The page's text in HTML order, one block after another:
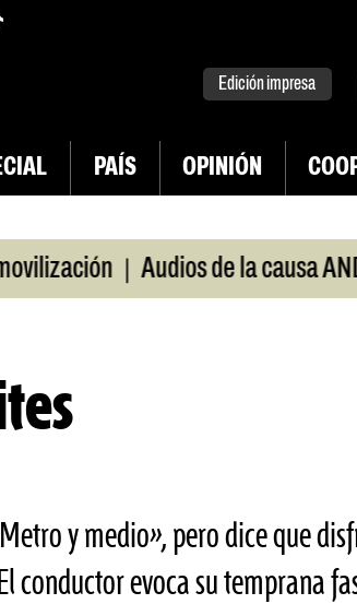
Edición impresa
PAÍS OPINIÓN
| Audios de la causa ANDIS, a
y medio», pero dice que
conductor evoca su temprana